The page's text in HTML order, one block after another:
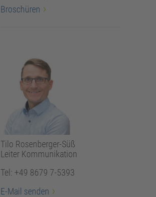
Broschüren
Tilo Rosenberger-Süß
Leiter Kommunikation
Tel: +49 8679 7-5393
E-Mail senden